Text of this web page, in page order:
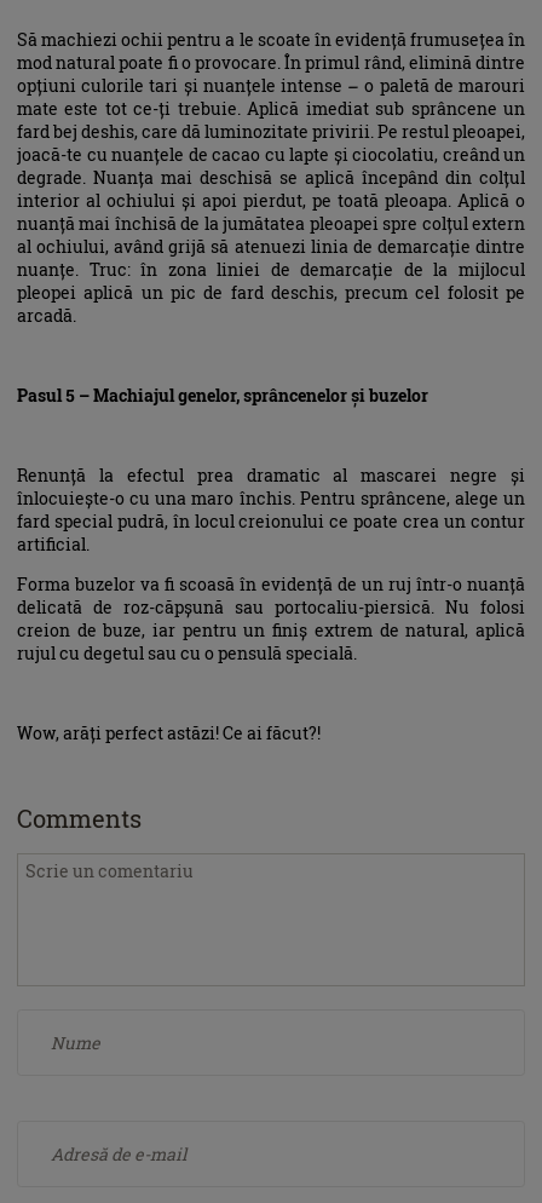
Să machiezi ochii pentru a le scoate în evidență frumusețea în
mod natural poate fi o provocare. În primul rând, elimină dintre
opțiuni culorile tari și nuanțele intense – o paletă de marouri
mate este tot ce-ți trebuie. Aplică imediat sub sprâncene un
fard bej deshis, care dă luminozitate privirii. Pe restul pleoapei,
joacă-te cu nuanțele de cacao cu lapte și ciocolatiu, creând un
degrade. Nuanța mai deschisă se aplică începând din colțul
interior al ochiului și apoi pierdut, pe toată pleoapa. Aplică o
nuanță mai închisă de la jumătatea pleoapei spre colțul extern
al ochiului, având grijă să atenuezi linia de demarcație dintre
nuanțe. Truc: în zona liniei de demarcație de la mijlocul
pleopei aplică un pic de fard deschis, precum cel folosit pe
arcadă.
Pasul 5 – Machiajul genelor, sprâncenelor și buzelor
Renunță la efectul prea dramatic al mascarei negre și
înlocuiește-o cu una maro închis. Pentru sprâncene, alege un
fard special pudră, în locul creionului ce poate crea un contur
artificial.
Forma buzelor va fi scoasă în evidență de un ruj într-o nuanță
delicată de roz-căpșună sau portocaliu-piersică. Nu folosi
creion de buze, iar pentru un finiș extrem de natural, aplică
rujul cu degetul sau cu o pensulă specială.
Wow, arăți perfect astăzi! Ce ai făcut?!
Comments